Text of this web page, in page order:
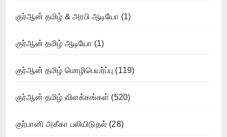
குர்ஆன் தமிழ் & அரபி ஆடியோ (1)
குர்ஆன் தமிழ் ஆடியோ (1)
குர்ஆன் தமிழ் மொழிபெயர்ப்பு (119)
குர்ஆன் தமிழ் விளக்கங்கள் (520)
குர்பானி அகீகா பலியிடுதல் (28)